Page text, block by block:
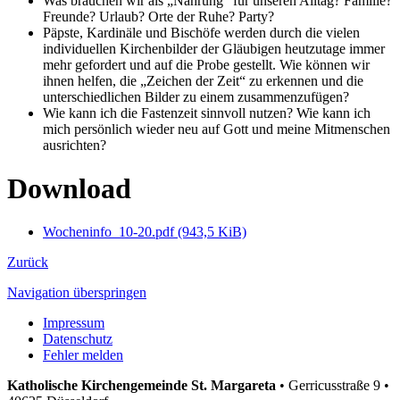
Freunde? Urlaub? Orte der Ruhe? Party?
Päpste, Kardinäle und Bischöfe werden durch die vielen
individuellen Kirchenbilder der Gläubigen heutzutage immer
mehr gefordert und auf die Probe gestellt. Wie können wir
ihnen helfen, die „Zeichen der Zeit“ zu erkennen und die
unterschiedlichen Bilder zu einem zusammenzufügen?
Wie kann ich die Fastenzeit sinnvoll nutzen? Wie kann ich
mich persönlich wieder neu auf Gott und meine Mitmenschen
ausrichten?
Download
Wocheninfo_10-20.pdf(943,5 KiB)
Zurück
Navigation überspringen
Impressum
Datenschutz
Fehler melden
Katholische Kirchengemeinde St. Margareta • Gerricusstraße 9 •